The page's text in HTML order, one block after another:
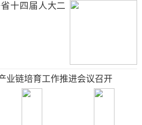
十四届人大二
业链培育工作推进会议召开